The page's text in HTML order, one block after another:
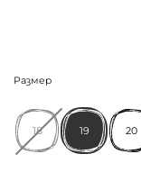
Размер
18 19 20